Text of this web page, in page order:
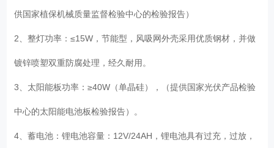
供国家植保机械质量监督检验中心的检验报告）
2、整灯功率：≤15W，节能型，风吸网外壳采用优质钢材，并做
镀锌喷塑双重防腐处理，经久耐用。
3、太阳能板功率：≥40W（单晶硅），（提供国家光伏产品检验
中心的太阳能电池板检验报告）。
4、蓄电池：锂电池容量：12V/24AH，锂电池具有过充，过放，